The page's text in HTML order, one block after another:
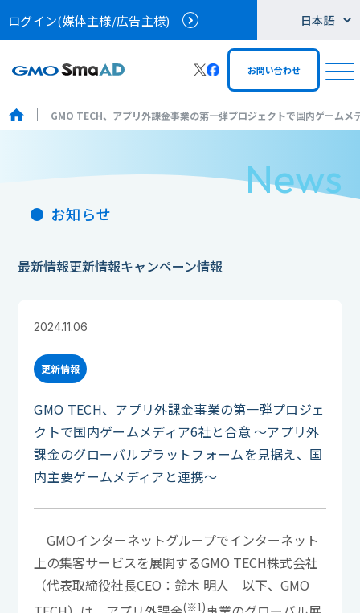
ログイン(媒体主様/広告主様)
お問い合わせ
GMO TECH、アプリ外課金事業の第一弾プロジェクトで国内ゲーム
お知らせ
News
最新情報更新情報キャンペーン情報
2024.11.06
更新情報
GMO TECH、アプリ外課金事業の第一弾プロジェ
クトで国内ゲームメディア6社と合意 ～アプリ外
課金のグローバルプラットフォームを見据え、国
内主要ゲームメディアと連携～
GMOインターネットグループでインターネット
上の集客サービスを展開するGMO TECH株式会社
（代表取締役社長CEO：鈴木 明人 以下、GMO
(※1)